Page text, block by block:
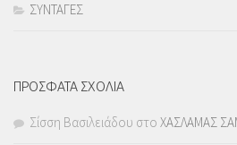
ΣΥΝΤΑΓΕΣ
ΠΡΟΣΦΑΤΑ ΣΧΟΛΙΑ
Σίσση Βασιλειάδου στο ΧΑΣΛΑΜΑΣ